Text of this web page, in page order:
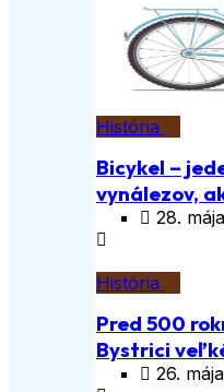
História
Bicykel –
vynálezov,
28.
História
Pred 500
Bystrici
26.